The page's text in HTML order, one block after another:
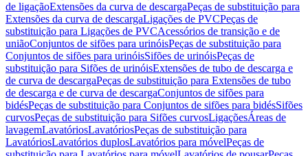
de ligaçãoExtensões da curva de descargaPeças de substituição para
Extensões da curva de descargaLigações de PVCPeças de
substituição para Ligações de PVCAcessórios de transição e de
uniãoConjuntos de sifões para urinóisPeças de substituição para
Conjuntos de sifões para urinóisSifões de urinóisPeças de
substituição para Sifões de urinóisExtensões de tubo de descarga e
de curva de descargaPeças de substituição para Extensões de tubo
de descarga e de curva de descargaConjuntos de sifões para
bidésPeças de substituição para Conjuntos de sifões para bidésSifões
curvosPeças de substituição para Sifões curvosLigaçõesÁreas de
lavagemLavatóriosLavatóriosPeças de substituição para
LavatóriosLavatórios duplosLavatórios para móvelPeças de